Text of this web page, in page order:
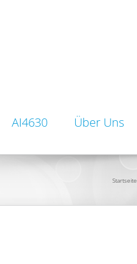
AI4630 Über Uns
Startseite